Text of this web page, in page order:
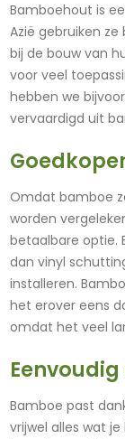
Bamboehout is
Azië gebruiken
bij de bouw van
voor veel
hebben we
vervaardigd uit
Omdat bamboe
worden
betaalbare optie.
dan vinyl
installeren.
het erover eens
omdat het veel
Bamboe past
vrijwel alles wat